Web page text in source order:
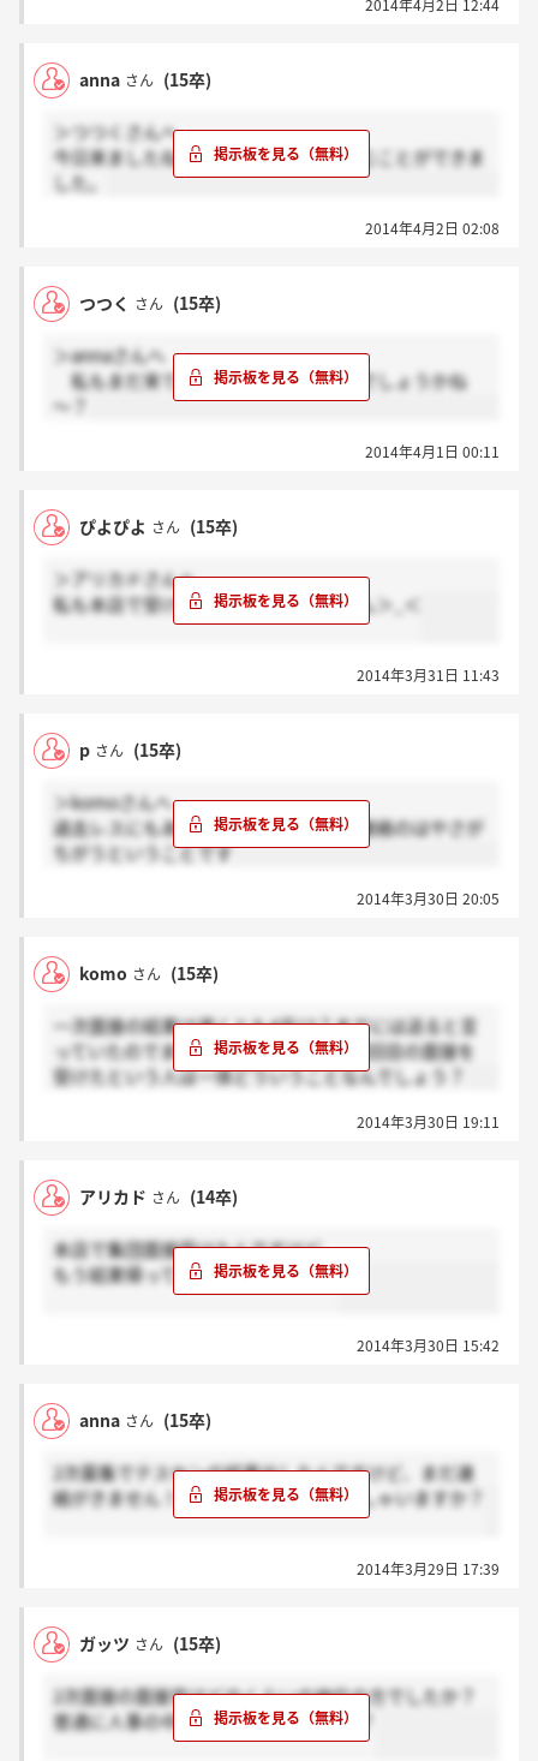
2014年4月2日 12:44
anna さん (15卒)
＞つつくさんへ
今日来ましたね。なんとか選考まで進むことができま
した。
2014年4月2日 02:08
つつく さん (15卒)
＞annaさんへ
私もまだ来ていません。いつ来るのでしょうかね
～？
2014年4月1日 00:11
ぴよぴよ さん (15卒)
＞アリカドさんへ
私も本店で受けましたが連絡来てません＞_＜
2014年3月31日 11:43
p さん (15卒)
＞komoさんへ
過去レスにもありますが、人によって連絡のはやさが
ちがうということです
2014年3月30日 20:05
komo さん (15卒)
一次面接の結果は遅くとも4月13？までには送ると言
っていたのでまだ来ないはずですが、2回目の面接を
受けたという人は一体どういうことなんでしょう？
2014年3月30日 19:11
アリカド さん (14卒)
本店で集団面接受けたんですけど、
もう結果帰ってきてるんですかね？
2014年3月30日 15:42
anna さん (15卒)
2次募集でテスセンの結果出したんですけど、まだ連
絡がきません！連絡きた方とかいらっしゃいますか？
2014年3月29日 17:39
ガッツ さん (15卒)
2次面接の面接官はどのくらいの地位の方でしたか？
普通に人事の中堅の方なんでしょうか？